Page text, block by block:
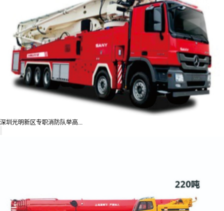
深圳光明新区专职消防队举高...